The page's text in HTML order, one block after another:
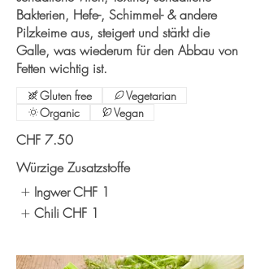
Bakterien, Hefe-, Schimmel- & andere
Pilzkeime aus, steigert und stärkt die
Galle, was wiederum für den Abbau von
Fetten wichtig ist.
CHF 7.50
Gluten free
Vegetarian
Organic
Vegan
Würzige Zusatzstoffe
IngwerCHF 1
Chili CHF 1